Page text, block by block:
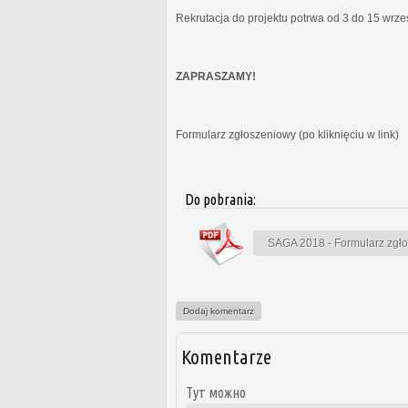
Rekrutacja do projektu potrwa od 3 do 15
ZAPRASZAMY!
Formularz zgłoszeniowy (po kliknięciu w link)
Do pobrania:
SAGA 2018 - Formularz
Dodaj komentarz
Komentarze
Тут можно